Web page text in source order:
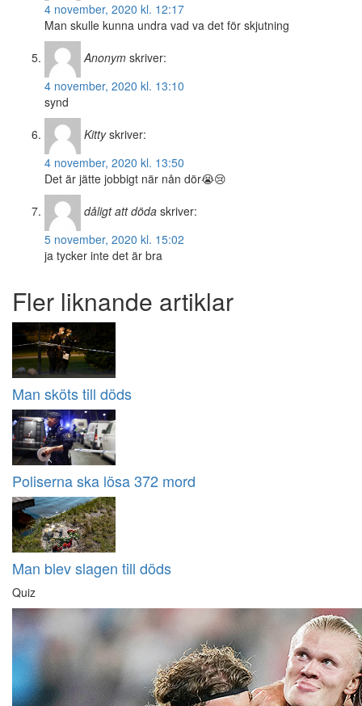
4 november, 2020 kl. 12:17
Man skulle kunna undra vad va det för skjutning
Anonym skriver:
4 november, 2020 kl. 13:10
synd
Kitty skriver:
4 november, 2020 kl. 13:50
Det är jätte jobbigt när nån dör😭😢
dåligt att döda skriver:
5 november, 2020 kl. 15:02
ja tycker inte det är bra
Fler liknande artiklar
Man sköts till döds
Poliserna ska lösa 372 mord
Man blev slagen till döds
Quiz